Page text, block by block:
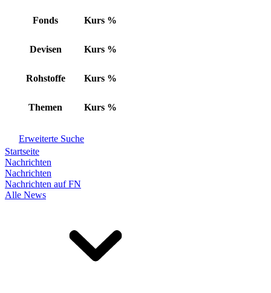
Fonds Kurs %
Devisen Kurs %
Rohstoffe Kurs %
Themen Kurs %
Erweiterte Suche
Startseite
Nachrichten
Nachrichten
Nachrichten auf FN
Alle News